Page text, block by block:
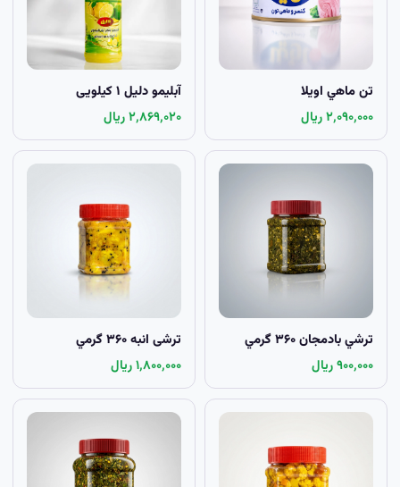
تن ماهي اويلا
۲٬۰۹۰٬۰۰۰ ریال
آبلیمو دلیل ۱ کيلویی
۲٬۸۶۹٬۰۲۰ ریال
ترشي بادمجان ۳۶۰ گرمي
۹۰۰٬۰۰۰ ریال
ترشی انبه ۳۶۰ گرمي
۱٬۸۰۰٬۰۰۰ ریال